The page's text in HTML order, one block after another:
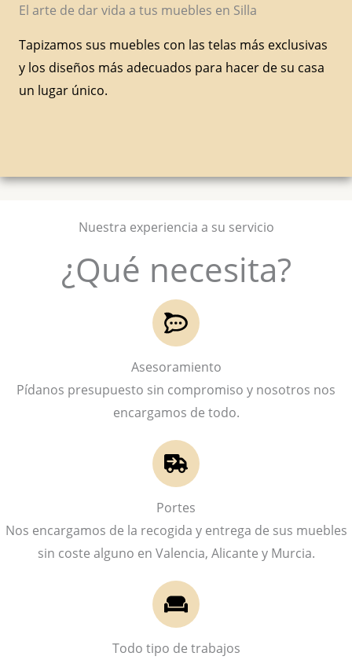
El arte de dar vida a tus muebles en Silla
Tapizamos sus muebles con las telas más exclusivas
y los diseños más adecuados para hacer de su casa
un lugar único.
Nuestra experiencia a su servicio
¿Qué necesita?
Asesoramiento
Pídanos presupuesto sin compromiso y nosotros nos
encargamos de todo.
Portes
Nos encargamos de la recogida y entrega de sus muebles
sin coste alguno en Valencia, Alicante y Murcia.
Todo tipo de trabajos